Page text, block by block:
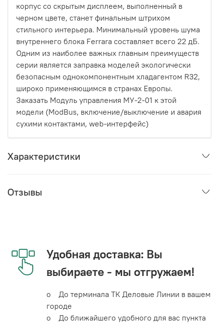
корпус со скрытым дисплеем, выполненный в
черном цвете, станет финальным штрихом
стильного интерьера. Минимальный уровень шума
внутреннего блока Ferrara составляет всего 22 дБ.
Одним из наиболее важных главным преимуществ
серии является заправка моделей экологически
безопасным однокомпонентным хладагентом R32,
широко применяющимся в странах Европы.
Заказать Модуль управления МУ-2-01 к этой
модели (ModBus, включение/выключение и авария
сухими контактами, web-интерфейс)
Характеристики
Отзывы
Удобная доставка: Вы
выбираете - мы отгружаем!
o До терминала ТК Деловые Линии в вашем
городе
o До ближайшего удобного для вас пункта